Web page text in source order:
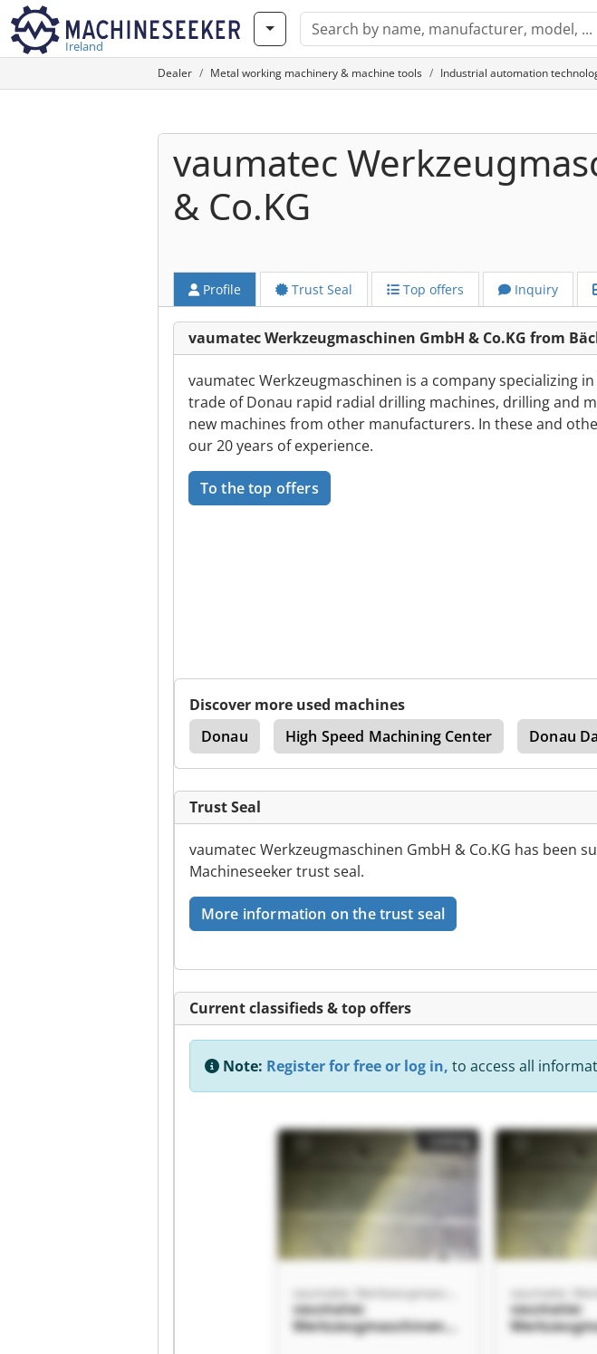
Ireland
Dealer Metal working machinery & machine tools Industrial automation
vaumatec
& Co.KG
Profile Trust Seal Top offers Inquiry
vaumatec Werkzeugmaschinen GmbH & Co.KG from
vaumatec Werkzeugmaschinen is a company specializing
trade of Donau rapid radial drilling machines, drilling and
new machines from other manufacturers. In these and
our 20 years of experience.
To the top offers
Discover more used machines
Donau
High Speed Machining Center Donau
Trust Seal
vaumatec Werkzeugmaschinen GmbH & Co.KG has been
Machineseeker trust seal.
More information on the trust seal
Current classifieds & top offers
Note: Register for free or log in, to access all
vaumatec
Werkzeugmaschinen
GmbH & Co.KG
vaumatec
GmbH &